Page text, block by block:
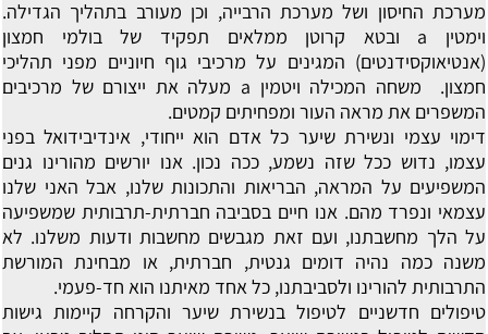
מערכת החיסון ושל מערכת הרבייה, וכן מעורב בתהליך הגדילה.
וימטין a ובטא קרוטן ממלאים תפקיד של בולמי חמצון
(אנטיאוקסידנטים) המגינים על מרכיבי גוף חיוניים מפני תהליכי
חמצון. משחה המכילה ויטמין a מעלה את ייצורם של מרכיבים
המשפרים את מראה העור ומפחיתים קמטים.
דימוי עצמי ונשירת שיער כל אדם הוא ייחודי, אינדיבידואל בפני
עצמו, נדוש ככל שזה נשמע, ככה נכון. אנו יורשים מהורינו גנים
המשפיעים על המראה, הבריאות והתכונות שלנו, אבל האני שלנו
עצמאי ונפרד מהם. אנו חיים בסביבה חברתית-תרבותית שמשפיעה
על הלך מחשבתנו, ועם זאת מגבשים מחשבות ודעות משלנו. לא
משנה כמה נהיה דומים גנטית, חברתית, או מבחינת המורשת
התרבותית להורינו ולסביבתנו, כל אחד מאיתנו הוא חד-פעמי.
טיפולים חדשניים לטיפול בנשירת שיער והקרחה קיימות גישות